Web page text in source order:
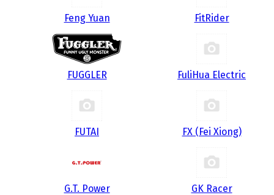
Feng Yuan FitRider
FUGGLER FuliHua Electric
FUTAI FX (Fei Xiong)
G.T. Power GK Racer